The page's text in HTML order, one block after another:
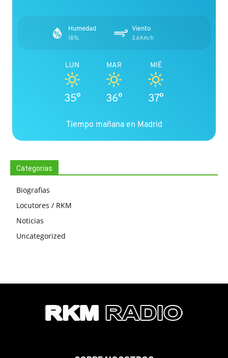
Humedad
18%
Viento
3.6Km/h
LUN
35°
MAR
36°
MIÉ
37°
Tiempo mañana en Madrid
Categorias
Biografias
Locutores / RKM
Noticias
Uncategorized